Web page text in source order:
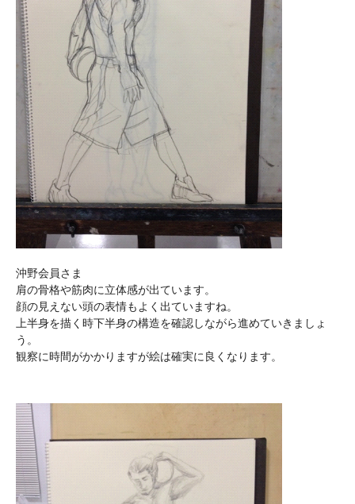
沖野会員さま
肩の骨格や筋肉に立体感が出ています。
顔の見えない頭の表情もよく出ていますね。
上半身を描く時下半身の構造を確認しながら進めていきましょ
う。
観察に時間がかかりますが絵は確実に良くなります。